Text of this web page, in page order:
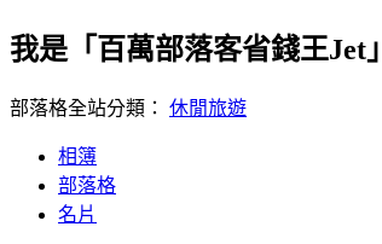
我是「百萬部落客省錢王Jet
部落格全站分類： 休閒旅遊
相簿
部落格
名片